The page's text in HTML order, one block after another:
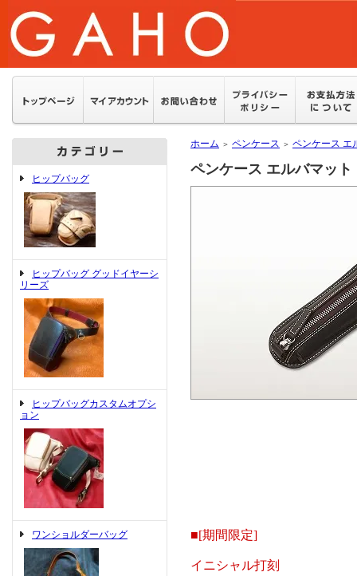
ヒップバッグ
ヒップバッグ グッドイヤーシ
リーズ
ヒップバッグカスタムオプシ
ョン
ワンショルダーバッグ
ホーム ＞ ペンケース ＞ ペンケース エ
ペンケース エルバマット
■[期間限定]
イニシャル打刻